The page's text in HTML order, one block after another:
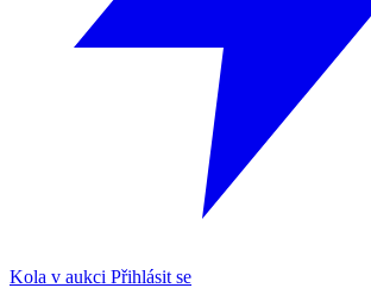
Kola v aukci Přihlásit se